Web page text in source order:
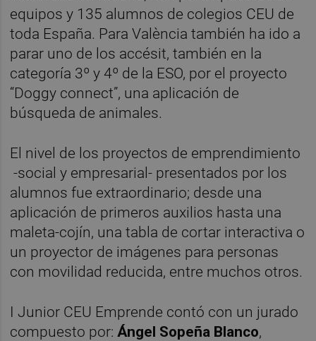
equipos y 135 alumnos de colegios CEU de
toda España. Para València también ha ido a
parar uno de los accésit, también en la
categoría 3º y 4º de la ESO, por el proyecto
“Doggy connect”, una aplicación de
búsqueda de animales.
El nivel de los proyectos de emprendimiento
-social y empresarial- presentados por los
alumnos fue extraordinario; desde una
aplicación de primeros auxilios hasta una
maleta-cojín, una tabla de cortar interactiva o
un proyector de imágenes para personas
con movilidad reducida, entre muchos otros.
I Junior CEU Emprende contó con un jurado
compuesto por:Ángel Sopeña Blanco,